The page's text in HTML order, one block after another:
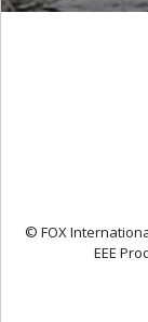
© FOX
EEE